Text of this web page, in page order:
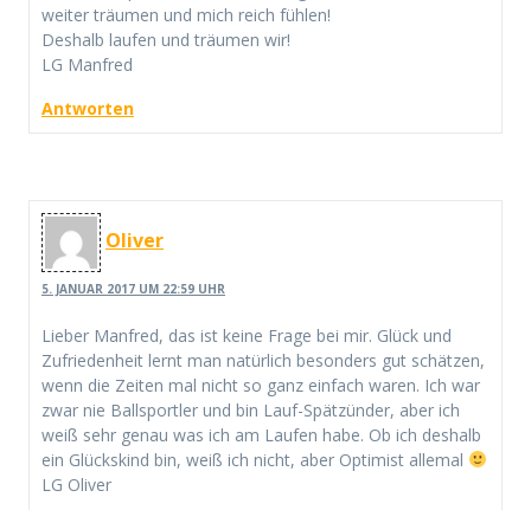
weiter träumen und mich reich fühlen!
Deshalb laufen und träumen wir!
LG Manfred
Antworten
Oliver
5. JANUAR 2017 UM 22:59 UHR
Lieber Manfred, das ist keine Frage bei mir. Glück und
Zufriedenheit lernt man natürlich besonders gut schätzen,
wenn die Zeiten mal nicht so ganz einfach waren. Ich war
zwar nie Ballsportler und bin Lauf-Spätzünder, aber ich
weiß sehr genau was ich am Laufen habe. Ob ich deshalb
ein Glückskind bin, weiß ich nicht, aber Optimist allemal
LG Oliver